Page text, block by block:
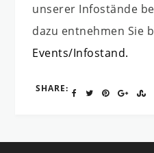
unserer Infostände
dazu entnehmen Sie
Events/Infostand.
SHARE: